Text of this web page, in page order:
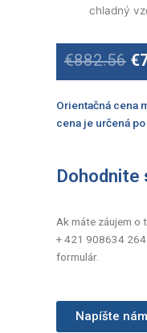
chladný
€882.56 €
Orientačná cena
cena je určená
Dohodnite
Ak máte záujem o
+ 421 908634
formulár.
Napíšte nám